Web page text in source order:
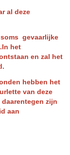
al deze
gevaarlijke
het
en zal het
hebben het
van deze
zijn
aan